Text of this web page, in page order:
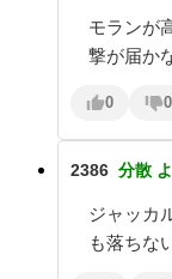
モランが
撃が届か
0 0
2386 分散
ジャッカ
も落ちな